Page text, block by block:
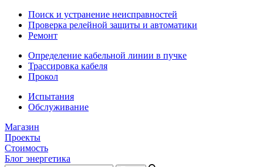
Поиск и устранение неисправностей
Проверка релейной защиты и автоматики
Ремонт
Определение кабельной линии в пучке
Трассировка кабеля
Прокол
Испытания
Обслуживание
Магазин
Проекты
Стоимость
Блог энергетика